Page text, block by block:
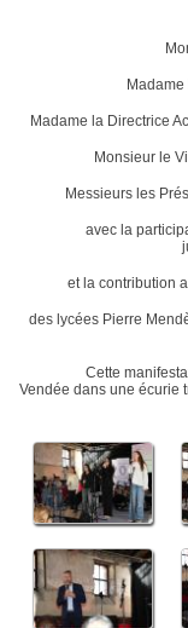
Madame la Directrice
Monsieur le
Messieurs les
avec la
et la contribution
des lycées Pierre
Cette manifestation
Vendée dans une écurie